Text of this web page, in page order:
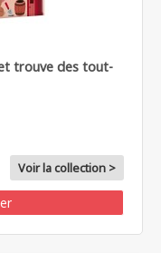
trouve des tout-
Voir la collection >